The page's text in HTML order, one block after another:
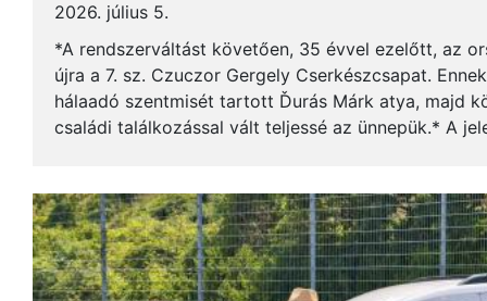
2026. július 5.
*A rendszerváltást követően, 35 évvel ezelőtt, az
újra a 7. sz. Czuczor Gergely Cserkészcsapat.
hálaadó szentmisét tartott Ďurás Márk atya, majd
családi találkozással vált teljessé az ünnepük.* A